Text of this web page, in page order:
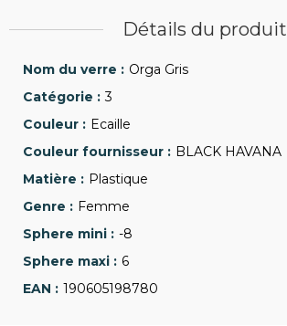
Détails du produit
Orga Gris
3
Ecaille
BLACK HAVANA
Plastique
Femme
-8
6
190605198780